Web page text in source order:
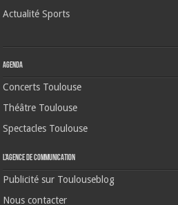
Actualité Sports
Agenda
Concerts Toulouse
Théâtre Toulouse
Spectacles Toulouse
L’agence de communication
Publicité sur Toulouseblog
Nous contacter